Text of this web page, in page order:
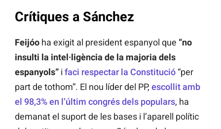
Crítiques a Sánchez
Feijóo ha exigit al president espanyol que “no
insulti la intel·ligència de la majoria dels
espanyols” i faci respectar la Constitució “per
part de tothom”. El nou líder del PP, escollit amb
el 98,3% en l’últim congrés dels populars, ha
demanat el suport de les bases i l’aparell polític